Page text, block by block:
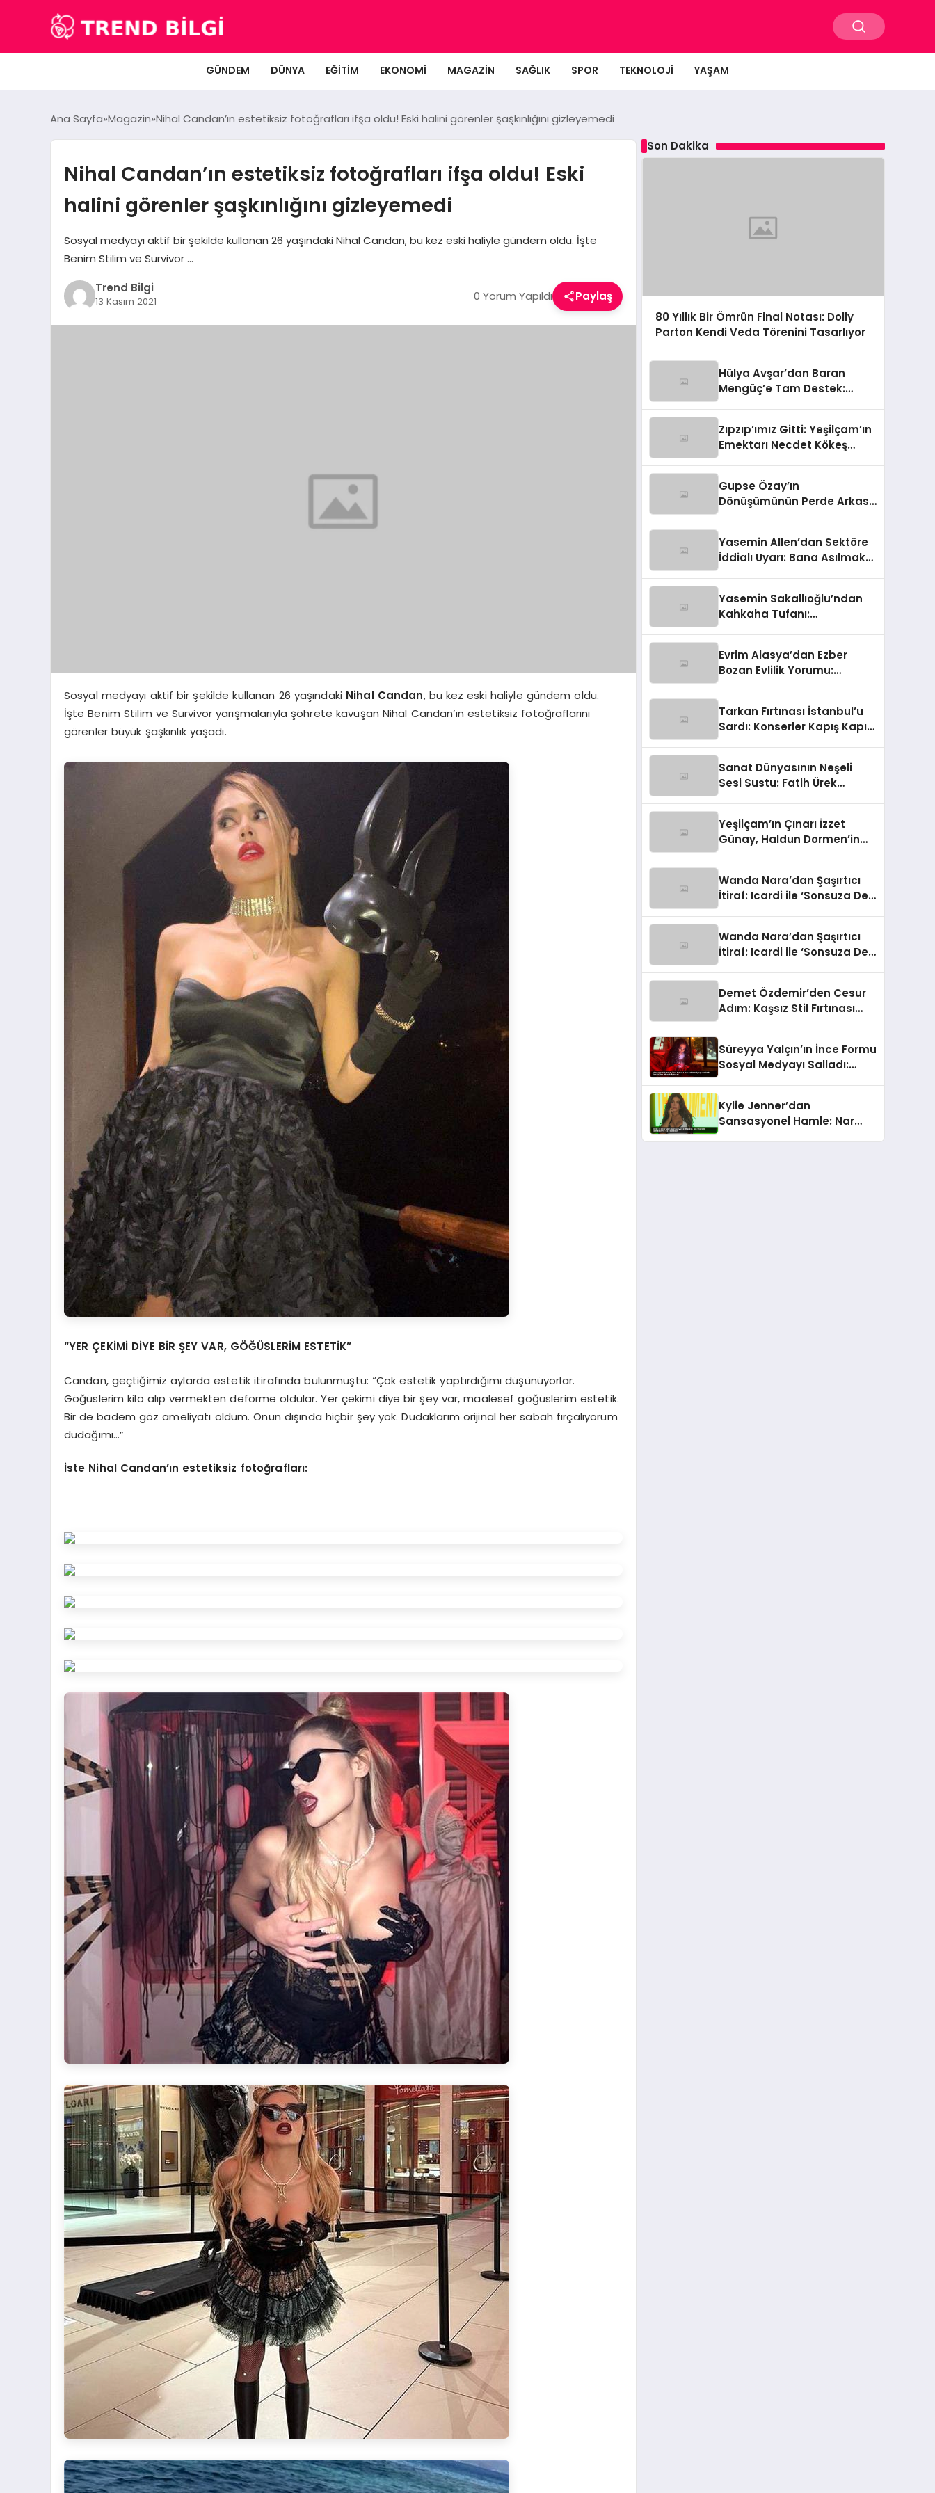
GÜNDEM DÜNYA EĞITIM EKONOMI MAGAZIN SAĞLIK SPOR TEKNOLOJI YAŞAM
Ana Sayfa Magazin Nihal Candan’ın estetiksiz fotoğrafları ifşa oldu! Eski halini görenler şaşkınlığını gizleyemedi
Nihal Candan’ın estetiksiz fotoğrafları ifşa oldu! Eski
halini görenler şaşkınlığını gizleyemedi
Sosyal medyayı aktif bir şekilde kullanan 26 yaşındaki Nihal Candan, bu kez eski haliyle gündem oldu. İşte
Benim Stilim ve Survivor …
Trend Bilgi
13 Kasım 2021 0 Yorum Yapıldı Paylaş
Sosyal medyayı aktif bir şekilde kullanan 26 yaşındaki Nihal Candan, bu kez eski haliyle gündem oldu.
İşte Benim Stilim ve Survivor yarışmalarıyla şöhrete kavuşan Nihal Candan’ın estetiksiz fotoğraflarını
görenler büyük şaşkınlık yaşadı.
“YER ÇEKİMİ DİYE BİR ŞEY VAR, GÖĞÜSLERİM ESTETİK”
Candan, geçtiğimiz aylarda estetik itirafında bulunmuştu: “Çok estetik yaptırdığımı düşünüyorlar.
Göğüslerim kilo alıp vermekten deforme oldular. Yer çekimi diye bir şey var, maalesef göğüslerim estetik.
Bir de badem göz ameliyatı oldum. Onun dışında hiçbir şey yok. Dudaklarım orijinal her sabah fırçalıyorum
dudağımı…”
İste Nihal Candan’ın estetiksiz fotoğrafları:
Son Dakika
80 Yıllık Bir Ömrün Final Notası: Dolly
Parton Kendi Veda Törenini Tasarlıyor
Hülya Avşar’dan Baran
Mengüç’e Tam Destek:
Zıpzıp’ımız Gitti: Yeşilçam’ın
Emektarı Necdet Kökeş
Gupse Özay’ın
Dönüşümünün Perde Arkası:
Yasemin Allen’dan Sektöre
İddialı Uyarı: Bana Asılmak
Yasemin Sakallıoğlu’ndan
Kahkaha Tufanı:
Evrim Alasya’dan Ezber
Bozan Evlilik Yorumu:
Tarkan Fırtınası İstanbul’u
Sardı: Konserler Kapış Kapış,
Sanat Dünyasının Neşeli
Sesi Sustu: Fatih Ürek
Yeşilçam’ın Çınarı İzzet
Günay, Haldun Dormen’in
Wanda Nara’dan Şaşırtıcı
İtiraf: Icardi ile ‘Sonsuza Dek
Wanda Nara’dan Şaşırtıcı
İtiraf: Icardi ile ‘Sonsuza Dek
Demet Özdemir’den Cesur
Adım: Kaşsız Stil Fırtınası
Süreyya Yalçın’ın İnce Formu
Sosyal Medyayı Salladı:
Kylie Jenner’dan
Sansasyonel Hamle: Nar